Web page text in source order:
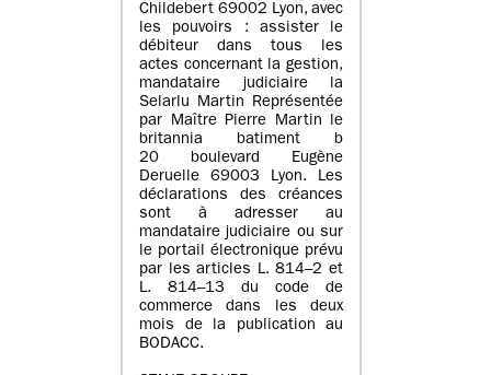
Childebert 69002 Lyon, avec
les pouvoirs : assister le
débiteur dans tous les
actes concernant la gestion,
mandataire judiciaire la
Selarlu Martin Représentée
par Maître Pierre Martin le
britannia batiment b
20 boulevard Eugène
Deruelle 69003 Lyon. Les
déclarations des créances
sont à adresser au
mandataire judiciaire ou sur
le portail électronique prévu
par les articles L. 814–2 et
L. 814–13 du code de
commerce dans les deux
mois de la publication au
BODACC.